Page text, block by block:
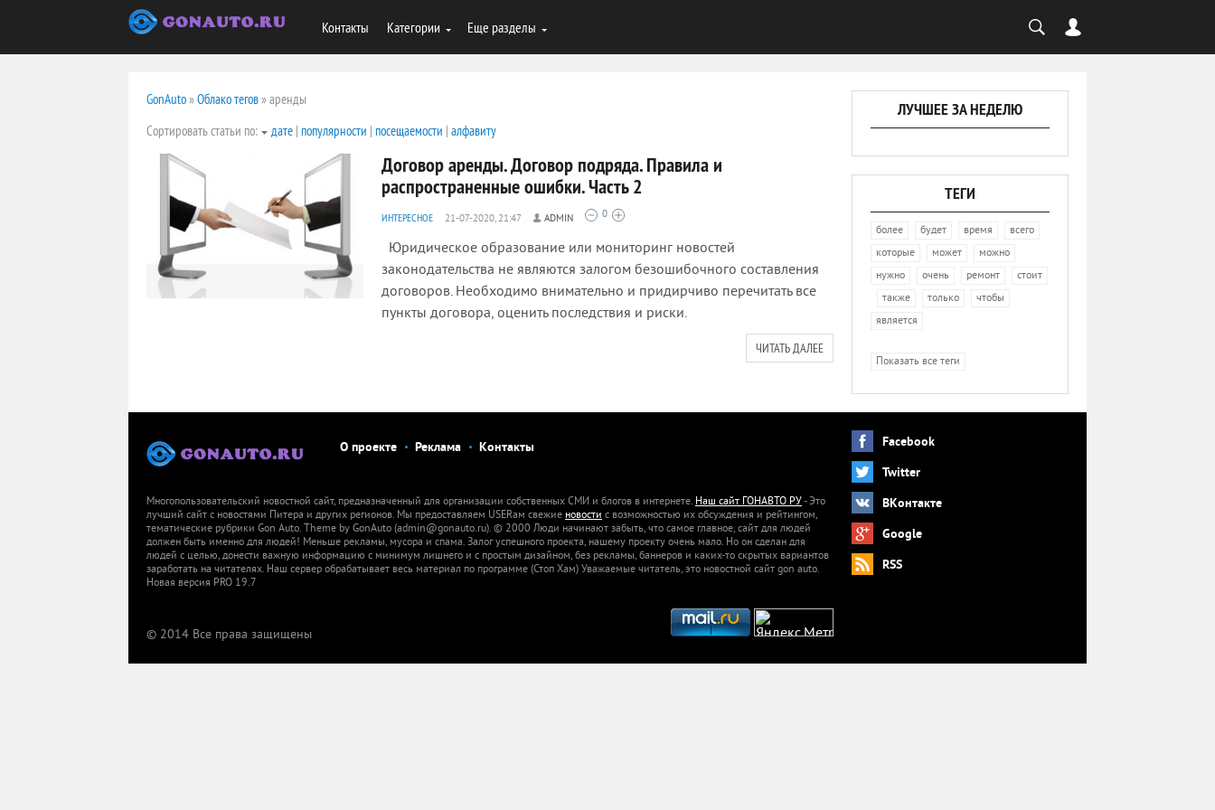
Контакты Категории Еще разделы
GonAuto» Облако тегов» аренды
Сортировать статьи по:
дате | популярности | посещаемости | алфавиту
Договор аренды. Договор подряда. Правила и
распространенные ошибки. Часть 2
ИНТЕРЕСНОЕ 21-07-2020, 21:47 ADMIN 0
Юридическое образование или мониторинг новостей
законодательства не являются залогом безошибочного составления
договоров. Необходимо внимательно и придирчиво перечитать все
пункты договора, оценить последствия и риски.
ЧИТАТЬ ДАЛЕЕ
ЛУЧШЕЕ ЗА НЕДЕЛЮ
ТЕГИ
более будет время всего
которые может можно
нужно очень ремонт стоит
также только чтобы
является
Показать все теги
О проекте Реклама Контакты
Многопользовательский новостной сайт, предназначенный для организации собственных СМИ и блогов в интернете. Наш сайт ГОНАВТО РУ- Это
лучший сайт с новостями Питера и других регионов. Мы предоставляем USERам свежие новости с возможностью их обсуждения и рейтингом,
тематические рубрики Gon Auto. Theme by GonAuto (admin@gonauto.ru). © 2000 Люди начинают забыть, что самое главное, сайт для людей
должен быть именно для людей! Меньше рекламы, мусора и спама. Залог успешного проекта, нашему проекту очень мало. Но он сделан для
людей с целью, донести важную информацию с минимум лишнего и с простым дизайном, без рекламы, баннеров и каких-то скрытых вариантов
заработать на читателях. Наш сервер обрабатывает весь материал по программе (Стоп Хам) Уважаемые читатель, это новостной сайт gon auto.
Новая версия PRO 19.7
© 2014 Все права защищены
Facebook
Twitter
ВКонтакте
Google
RSS